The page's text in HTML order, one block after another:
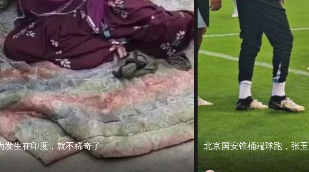
发生在印度，就不稀奇了 北京国安锥桶端球跑，张